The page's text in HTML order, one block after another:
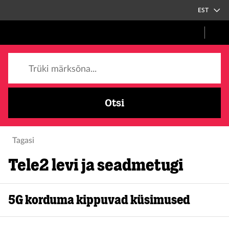
EST
Otsi
Tagasi
Tele2 levi ja seadmetugi
5G korduma kippuvad küsimused